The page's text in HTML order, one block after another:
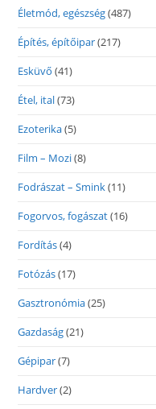
Életmód, egészség(487)
Építés, építőipar(217)
Esküvő (41)
Étel, ital(73)
Ezoterika(5)
Film – Mozi(8)
Fodrászat – Smink(11)
Fogorvos, fogászat(16)
Fordítás(4)
Fotózás(17)
Gasztronómia(25)
Gazdaság(21)
Gépipar(7)
Hardver(2)